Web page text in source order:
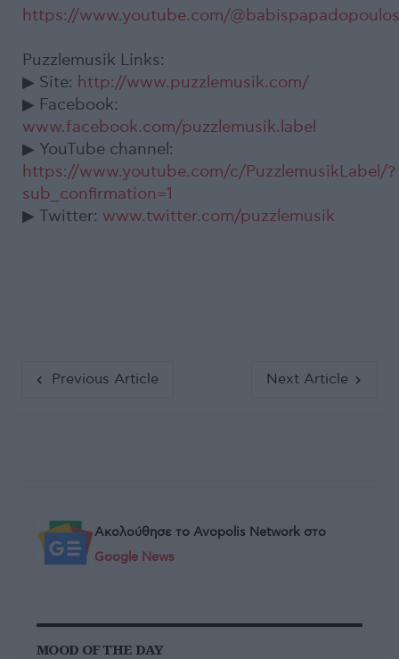
https://www.youtube.com/
Puzzlemusik Links:
▶ Site: http://www.puzzlemusik.com/
▶ Facebook:
www.facebook.com/puzzlemusik.label
▶ YouTube channel:
https://www.youtube.com/c/PuzzlemusikLabel/?
sub_confirmation=1
▶ Twitter: www.twitter.com/puzzlemusik
Previous Article Next Article
Ακολούθησε το Avopolis Network στο
Google News
MOOD OF THE DAY